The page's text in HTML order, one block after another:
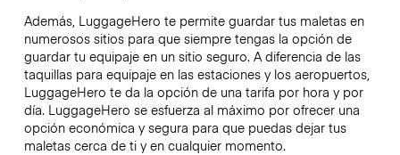
Además, LuggageHero te permite guardar tus maletas en
numerosos sitios para que siempre tengas la opción de
guardar tu equipaje en un sitio seguro. A diferencia de las
taquillas para equipaje en las estaciones y los aeropuertos,
LuggageHero te da la opción de una tarifa por hora y por
día. LuggageHero se esfuerza al máximo por ofrecer una
opción económica y segura para que puedas dejar tus
maletas cerca de ti y en cualquier momento.